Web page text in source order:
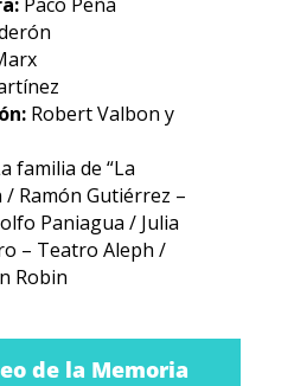
Robert Valbon y
familia de “La
/ Ramón Gutiérrez –
Paniagua / Julia
– Teatro Aleph /
Robin
de la Memoria